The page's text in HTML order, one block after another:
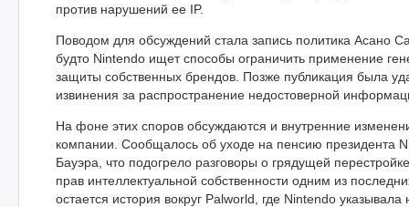
против нарушений ее IP.
Поводом для обсуждений стала запись политика Асано
будто Nintendo ищет способы ограничить применение
защиты собственных брендов. Позже публикация была
извинения за распространение недостоверной
На фоне этих споров обсуждаются и внутренние
компании. Сообщалось об уходе на пенсию президента
Бауэра, что подогрело разговоры о грядущей
прав интеллектуальной собственности одним из
остается история вокруг Palworld, где Nintendo